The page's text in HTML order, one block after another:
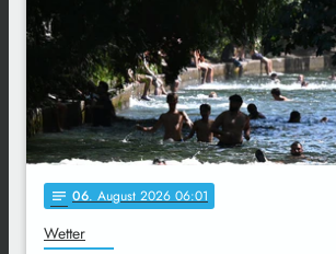
notes 06. August 2026 06:01
Wetter